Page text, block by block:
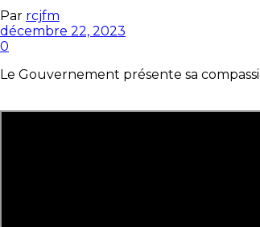
Par rcjfm
décembre 22, 2023
0
Le Gouvernement présente sa